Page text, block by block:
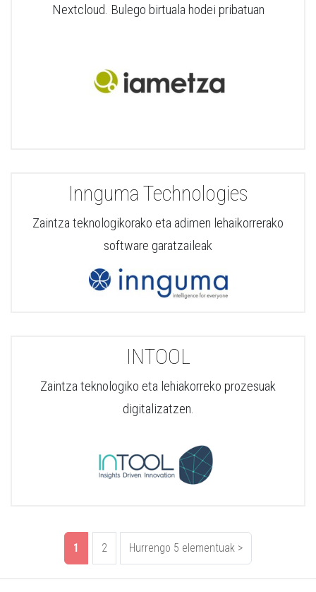
Nextcloud. Bulego birtuala hodei pribatuan
Innguma Technologies
Zaintza teknologikorako eta adimen lehaikorrerako
software garatzaileak
INTOOL
Zaintza teknologiko eta lehiakorreko prozesuak
digitalizatzen.
1 2 Hurrengo 5 elementuak >